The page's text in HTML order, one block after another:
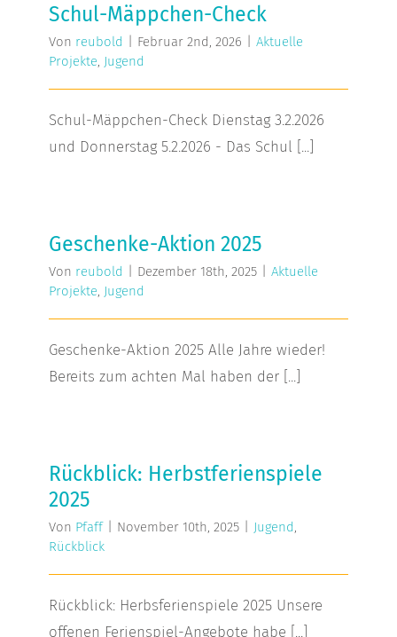
Schul-Mäppchen-Check
Von reubold Februar 2nd, 2026
Aktuelle
Projekte, Jugend
Schul-Mäppchen-Check Dienstag 3.2.2026
und Donnerstag 5.2.2026 - Das Schul [...]
Geschenke-Aktion 2025
Von reubold Dezember 18th, 2025
Aktuelle
Projekte, Jugend
Geschenke-Aktion 2025 Alle Jahre wieder!
Bereits zum achten Mal haben der [...]
Rückblick: Herbstferienspiele
2025
Von Pfaff November 10th, 2025 Jugend,
Rückblick
Rückblick: Herbsferienspiele 2025 Unsere
offenen Ferienspiel-Angebote habe [...]